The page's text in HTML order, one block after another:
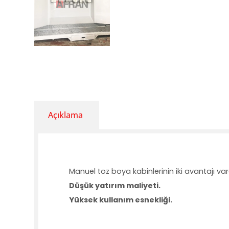
Açıklama
Manuel toz boya kabinlerinin iki avantajı
Düşük yatırım maliyeti.
Yüksek kullanım esnekliği.